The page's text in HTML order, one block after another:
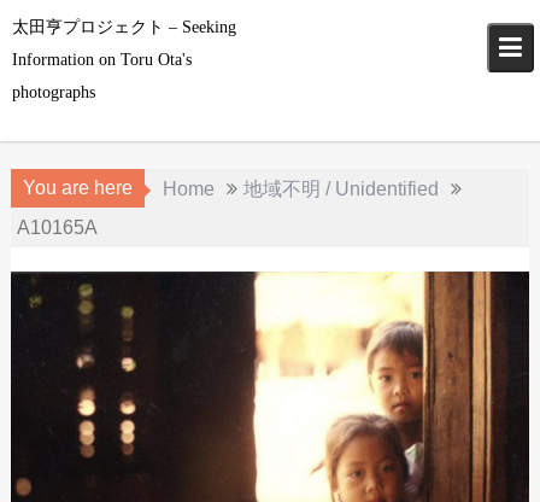
to
content
太田亨プロジェクト – Seeking
Information on Toru Ota's
photographs
You are here Home
地域不明 / Unidentified
A10165A
2018年5月1日 地域不明 / Unidentified